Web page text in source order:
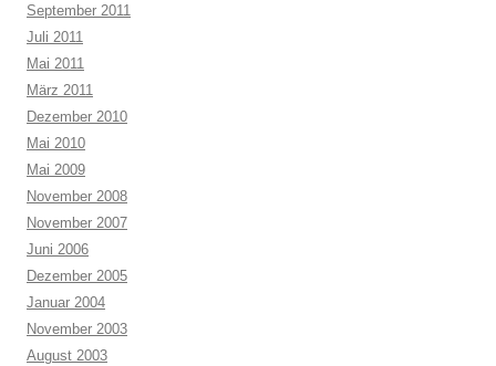
September 2011
Juli 2011
Mai 2011
März 2011
Dezember 2010
Mai 2010
Mai 2009
November 2008
November 2007
Juni 2006
Dezember 2005
Januar 2004
November 2003
August 2003